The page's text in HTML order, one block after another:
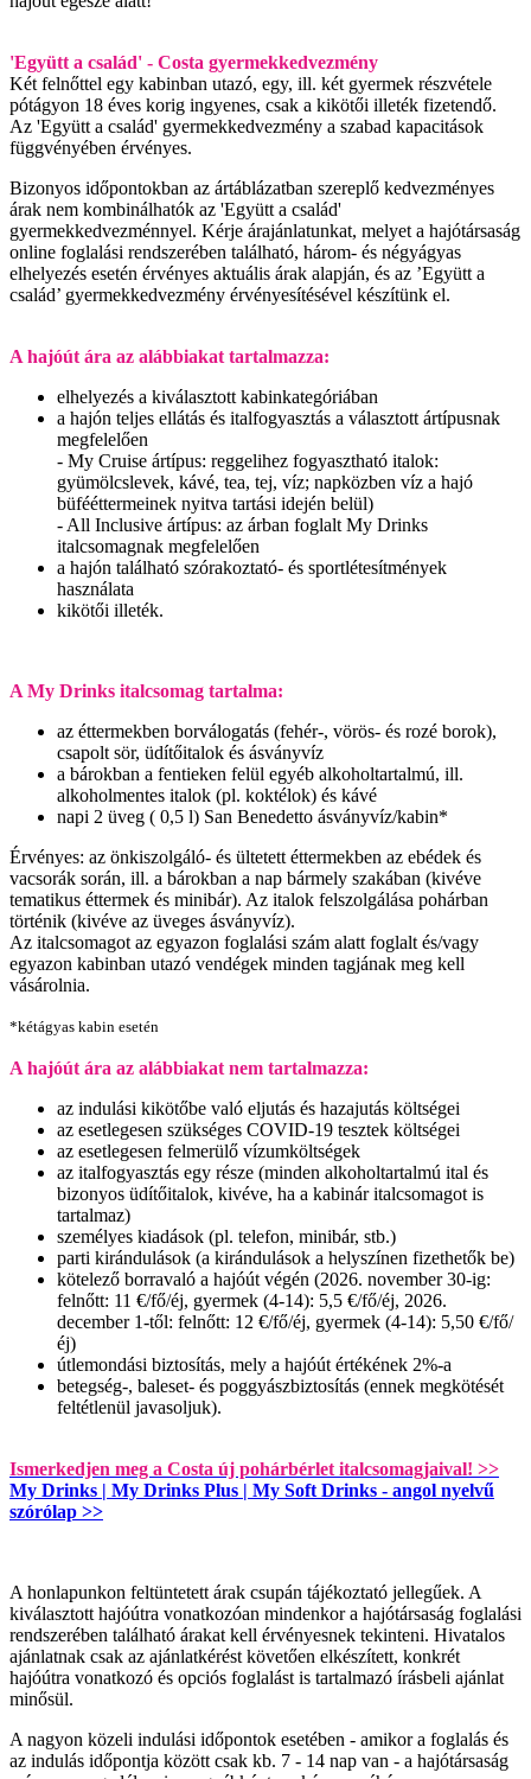
'Együtt a család' - Costa gyermekkedvezmény
Két felnőttel egy kabinban utazó, egy, ill. két gyermek részvétele
pótágyon 18 éves korig ingyenes, csak a kikötői illeték fizetendő.
Az 'Együtt a család' gyermekkedvezmény a szabad kapacitások
függvényében érvényes.
Bizonyos időpontokban az ártáblázatban szereplő kedvezményes
árak nem kombinálhatók az 'Együtt a család'
gyermekkedvezménnyel. Kérje árajánlatunkat, melyet a hajótársaság
online foglalási rendszerében található, három- és négyágyas
elhelyezés esetén érvényes aktuális árak alapján, és az ’Együtt a
család’ gyermekkedvezmény érvényesítésével készítünk el.
A hajóút ára az alábbiakat tartalmazza:
elhelyezés a kiválasztott kabinkategóriában
a hajón teljes ellátás és italfogyasztás a választott ártípusnak
megfelelően
- My Cruise ártípus: reggelihez fogyasztható italok:
gyümölcslevek, kávé, tea, tej, víz; napközben víz a hajó
büfééttermeinek nyitva tartási idején belül)
- All Inclusive ártípus: az árban foglalt My Drinks
italcsomagnak megfelelően
a hajón található szórakoztató- és sportlétesítmények
használata
kikötői illeték.
A My Drinks italcsomag tartalma:
az éttermekben borválogatás (fehér-, vörös- és rozé borok),
csapolt sör, üdítőitalok és ásványvíz
a bárokban a fentieken felül egyéb alkoholtartalmú, ill.
alkoholmentes italok (pl. koktélok) és kávé
napi 2 üveg ( 0,5 l) San Benedetto ásványvíz/kabin*
Érvényes: az önkiszolgáló- és ültetett éttermekben az ebédek és
vacsorák során, ill. a bárokban a nap bármely szakában (kivéve
tematikus éttermek és minibár). Az italok felszolgálása pohárban
történik (kivéve az üveges ásványvíz).
Az italcsomagot az egyazon foglalási szám alatt foglalt és/vagy
egyazon kabinban utazó vendégek minden tagjának meg kell
vásárolnia.
*kétágyas kabin esetén
A hajóút ára az alábbiakat nem tartalmazza:
az indulási kikötőbe való eljutás és hazajutás költségei
az esetlegesen szükséges COVID-19 tesztek költségei
az esetlegesen felmerülő vízumköltségek
az italfogyasztás egy része (minden alkoholtartalmú ital és
bizonyos üdítőitalok, kivéve, ha a kabinár italcsomagot is
tartalmaz)
személyes kiadások (pl. telefon, minibár, stb.)
parti kirándulások (a kirándulások a helyszínen fizethetők be)
kötelező borravaló a hajóút végén (2026. november 30-ig:
felnőtt: 11 €/fő/éj, gyermek (4-14): 5,5 €/fő/éj, 2026.
december 1-től: felnőtt: 12 €/fő/éj, gyermek (4-14): 5,50 €/fő/
éj)
útlemondási biztosítás, mely a hajóút értékének 2%-a
betegség-, baleset- és poggyászbiztosítás (ennek megkötését
feltétlenül javasoljuk).
Ismerkedjen meg a Costa új pohárbérlet italcsomagjaival! >>
My Drinks | My Drinks Plus | My Soft Drinks - angol nyelvű
szórólap >>
A honlapunkon feltüntetett árak csupán tájékoztató jellegűek. A
kiválasztott hajóútra vonatkozóan mindenkor a hajótársaság foglalási
rendszerében található árakat kell érvényesnek tekinteni. Hivatalos
ajánlatnak csak az ajánlatkérést követően elkészített, konkrét
hajóútra vonatkozó és opciós foglalást is tartalmazó írásbeli ajánlat
minősül.
A nagyon közeli indulási időpontok esetében - amikor a foglalás és
az indulás időpontja között csak kb. 7 - 14 nap van - a hajótársaság